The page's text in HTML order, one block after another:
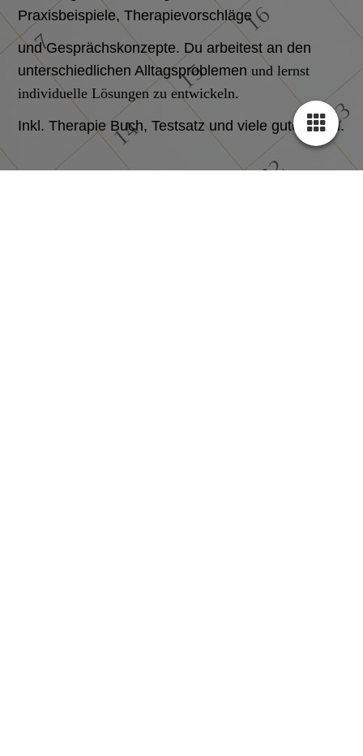
Praxisbeispiele, Therapievorschläge
und Gesprächskonzepte. Du arbeitest an den
unterschiedlichen Alltagsproblemenund lernst
individuelle Lösungen zu entwickeln.
Inkl. Therapie Buch, Testsatz und viele gute Ideen.